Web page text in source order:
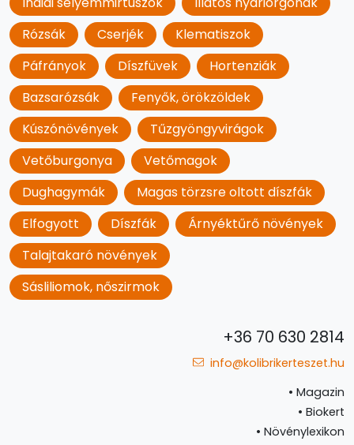
Rózsák
Cserjék
Klematiszok
Páfrányok
Díszfüvek
Hortenziák
Bazsarózsák
Fenyők, örökzöldek
Kúszónövények
Tűzgyöngyvirágok
Vetőburgonya
Vetőmagok
Dughagymák
Magas törzsre oltott díszfák
Elfogyott
Díszfák
Árnyéktűrő növények
Talajtakaró növények
Sásliliomok, nőszirmok
+36 70 630 2814
info@kolibrikerteszet.hu
• Magazin
• Biokert
• Növénylexikon